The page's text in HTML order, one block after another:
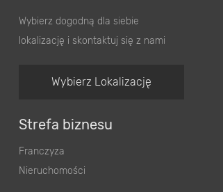
Wybierz dogodną dla siebie
lokalizację i skontaktuj się z nami
Wybierz Lokalizację
Strefa biznesu
Franczyza
Nieruchomości